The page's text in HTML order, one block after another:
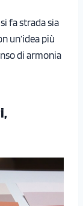
fa strada sia
un’idea più
di armonia